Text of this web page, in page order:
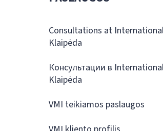
Consultations at
Klaipėda
Консультации в
Klaipėda
VMI teikiamos paslaugos